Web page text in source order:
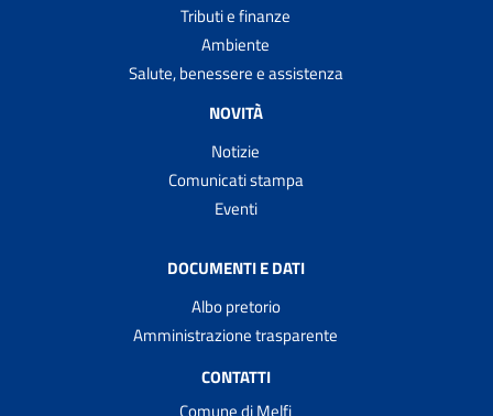
Tributi e finanze
Ambiente
Salute, benessere e assistenza
NOVITÀ
Notizie
Comunicati stampa
Eventi
DOCUMENTI E DATI
Albo pretorio
Amministrazione trasparente
CONTATTI